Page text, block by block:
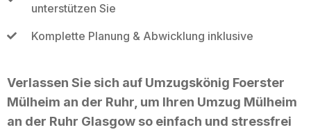
unterstützen Sie
Komplette Planung & Abwicklung inklusive
Verlassen Sie sich auf Umzugskönig Foerster
Mülheim an der Ruhr, um Ihren Umzug Mülheim
an der Ruhr Glasgow so einfach und stressfrei